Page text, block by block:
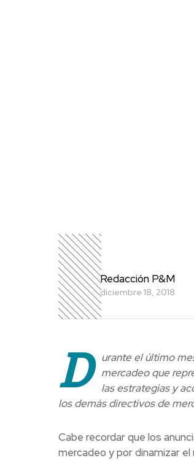
Redacción P&M
diciembre 18, 2018
D
urante el último
mercadeo que
las estrategias y
los demás directivos de
Cabe recordar que los
mercadeo y por dinamizar